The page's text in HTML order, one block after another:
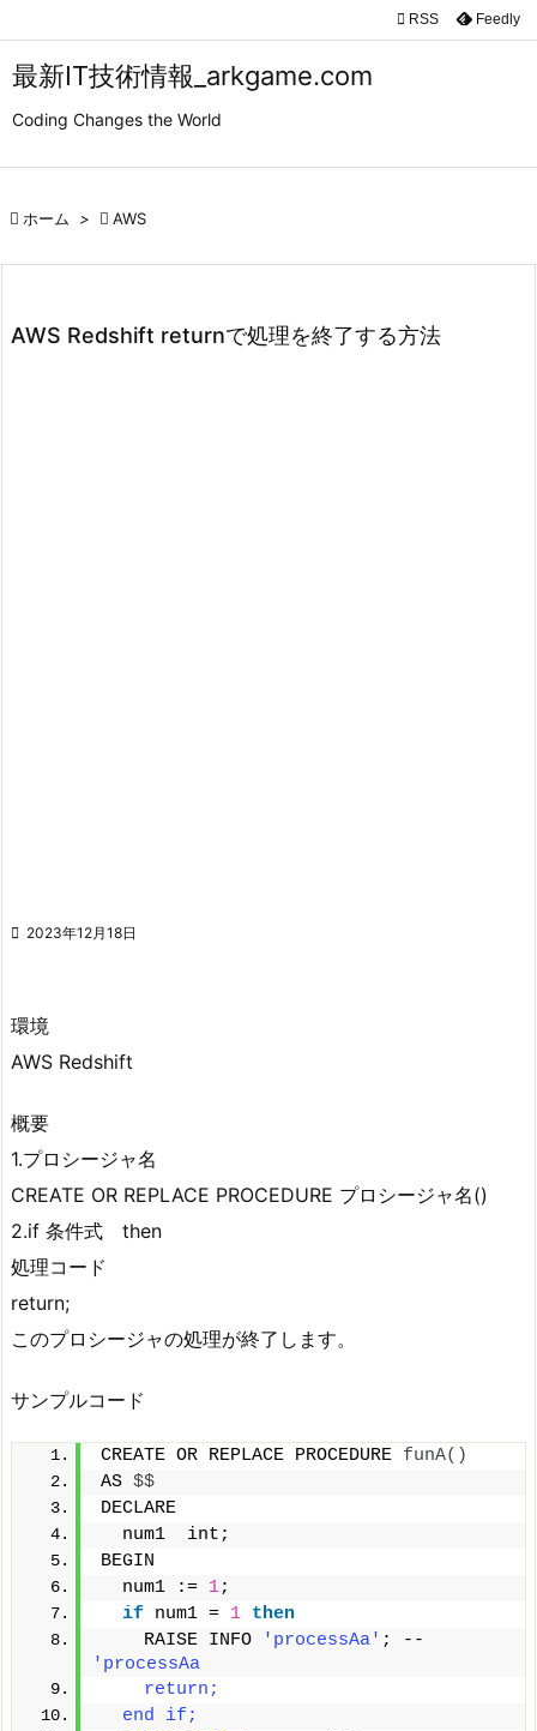
最新IT技術情報_arkgame.com
Coding Changes the World


 RSS Feedly
 ホーム >  AWS
AWS Redshift returnで処理を終了する方法
 2023年12月18日
環境
AWS Redshift
概要
1.プロシージャ名
CREATE OR REPLACE PROCEDURE プロシージャ名()
2.if 条件式 then
処理コード
return;
このプロシージャの処理が終了します。
サンプルコード
CREATE OR REPLACE PROCEDURE funA()
AS $$
DECLARE
  num1  int;
BEGIN
  num1 :=
1;
if num1 = 1 then
    RAISE INFO
'processAa' ; --
'processAa
    return;
  end if;